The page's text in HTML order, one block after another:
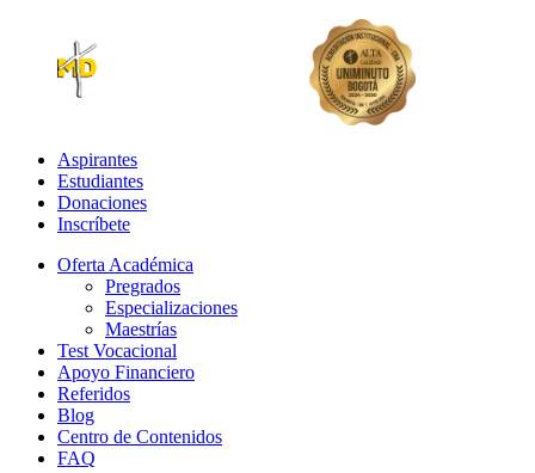
Aspirantes
Estudiantes
Donaciones
Inscríbete
Oferta Académica
Pregrados
Especializaciones
Maestrías
Test Vocacional
Apoyo Financiero
Referidos
Blog
Centro de Contenidos
FAQ